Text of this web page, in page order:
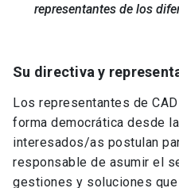
representantes de los
Su directiva y
Los representantes de
forma democrática desde
interesados/as postulan
responsable de asumir el
gestiones y soluciones